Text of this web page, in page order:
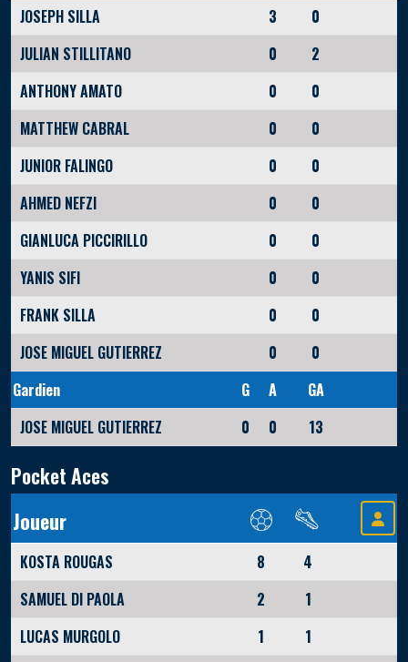
JOSEPH SILLA 3
0
JULIAN STILLITANO
0
2
ANTHONY AMATO
0
0
MATTHEW CABRAL
0
0
JUNIOR FALINGO
0
0
AHMED NEFZI
0
0
GIANLUCA PICCIRILLO
0
0
YANIS SIFI
0
0
FRANK SILLA
0
0
JOSE MIGUEL GUTIERREZ
0
0
Gardien
G A
GA
JOSE MIGUEL GUTIERREZ
0 0 13
Pocket Aces
Joueur
KOSTA ROUGAS 8
4
SAMUEL DI PAOLA
2
1
LUCAS MURGOLO
1
1